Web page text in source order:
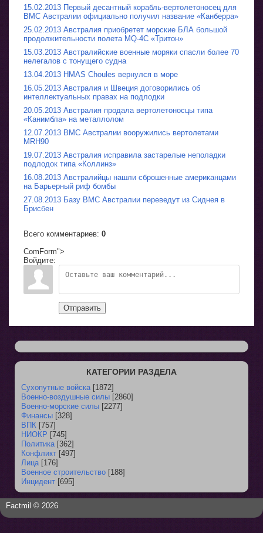
15.02.2013 Первый десантный корабль-вертолетоносец для
ВМС Австралии официально получил название «Канберра»
25.02.2013 Австралия приобретет морские БЛА большой
продолжительности полета MQ-4С «Тритон»
15.03.2013 Австралийские военные моряки спасли более 70
нелегалов с тонущего судна
13.04.2013 HMAS Choules вернулся в море
16.05.2013 Австралия и Швеция договорились об
интеллектуальных правах на подлодки
20.05.2013 Австралия продала вертолетоносцы типа
«Канимбла» на металлолом
12.07.2013 ВМС Австралии вооружились вертолетами
MRH90
19.07.2013 Австралия исправила застарелые неполадки
подлодок типа «Коллинз»
16.08.2013 Австралийцы нашли сброшенные американцами
на Барьерный риф бомбы
27.08.2013 Базу ВМС Австралии переведут из Сиднея в
Брисбен
Всего комментариев: 0
ComForm">
Войдите:
Отправить
КАТЕГОРИИ РАЗДЕЛА
Сухопутные войска [1872]
Военно-воздушные силы [2860]
Военно-морские силы [2277]
Финансы [328]
ВПК [757]
НИОКР [745]
Политика [362]
Конфликт [497]
Лица [176]
Военное строительство [188]
Инцидент [695]
Factmil © 2026